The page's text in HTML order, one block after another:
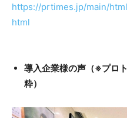
https://prtimes.jp/main/
html
導入企業様の声（※プロ
粋）